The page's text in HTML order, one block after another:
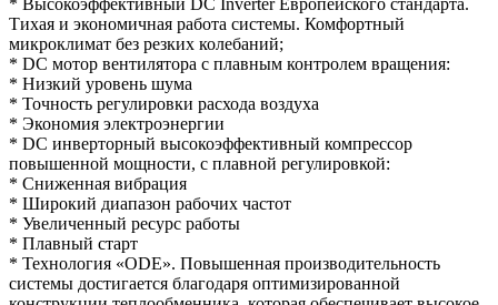
Тихая и экономичная работа системы. Комфортный
микроклимат без резких колебаний;
* DC мотор вентилятора с плавным контролем вращения:
* Низкий уровень шума
* Точность регулировки расхода воздуха
* Экономия электроэнергии
* DC инверторный высокоэффективный компрессор
повышенной мощности, с плавной регулировкой:
* Сниженная вибрация
* Широкий диапазон рабочих частот
* Увеличенный ресурс работы
* Плавный старт
* Технология «ODE». Повышенная производительность
системы достигается благодаря оптимизированной